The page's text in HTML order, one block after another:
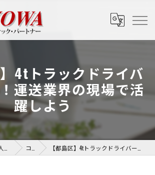
4tトラックドライバ
運送業界の現場で活
躍しよう
コラム 【都島区】4tトラックドライバー募集中！運送業界の現場で活躍しよう